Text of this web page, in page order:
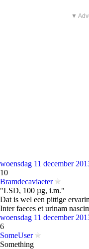
▼
woensdag 11 december
10
Bramdecaviaeter
"LSD, 100 µg, i.m."
Dat is wel een pittige
Inter faeces et urinam
woensdag 11 december
6
SomeUser
Something